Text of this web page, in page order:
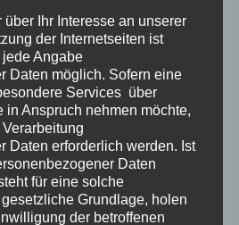
NRW und interessiert) zum
Mittwoch, den 18.12.2024,
ein.
nicht per NRW-Verteiler
kann sich gerne unter
nrw.de oder unter
nrw anmelden.
Ihr Interesse an unserer
der Internetseiten ist
Angabe
Daten möglich. Sofern eine
Services über
in Anspruch nehmen möchte,
Daten erforderlich werden. Ist
Daten
für eine solche
Grundlage, holen
der betroffenen